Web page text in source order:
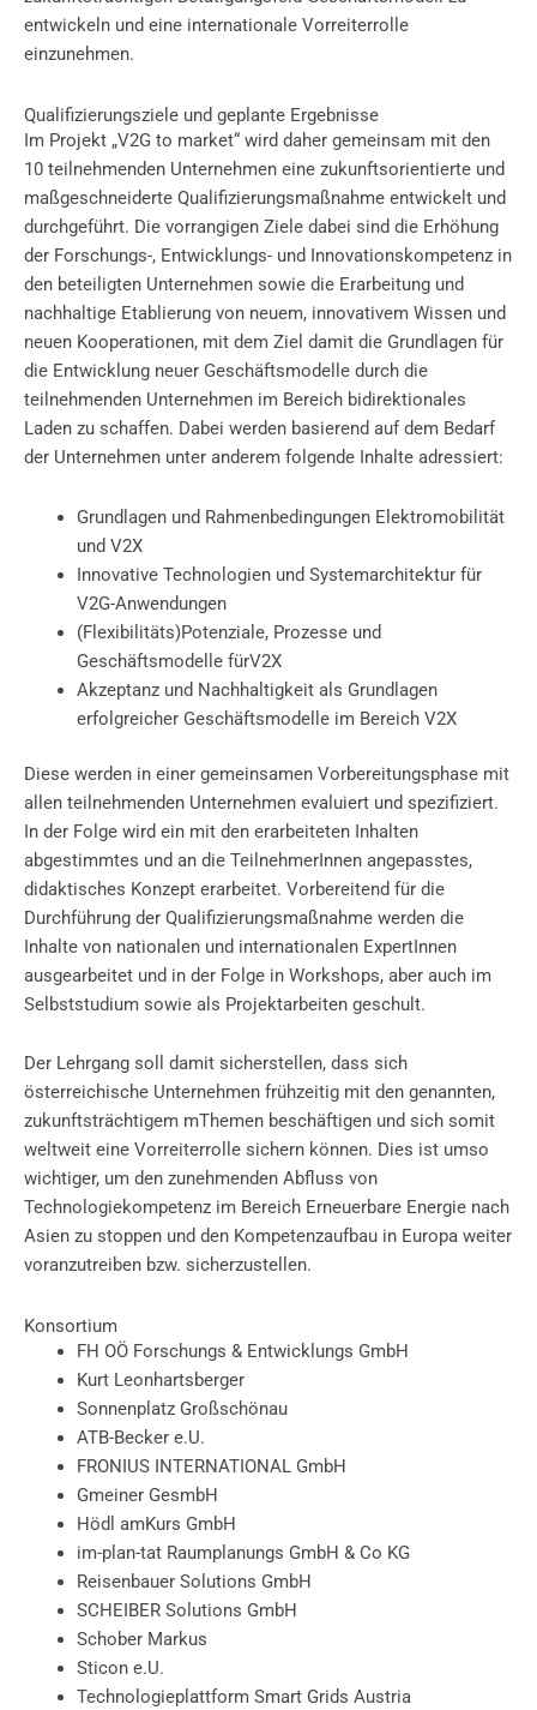
entwickeln und eine internationale Vorreiterrolle
einzunehmen.
Qualifizierungsziele und geplante Ergebnisse
Im Projekt „V2G to market“ wird daher gemeinsam mit den
10 teilnehmenden Unternehmen eine zukunftsorientierte und
maßgeschneiderte Qualifizierungsmaßnahme entwickelt und
durchgeführt. Die vorrangigen Ziele dabei sind die Erhöhung
der Forschungs-, Entwicklungs- und Innovationskompetenz in
den beteiligten Unternehmen sowie die Erarbeitung und
nachhaltige Etablierung von neuem, innovativem Wissen und
neuen Kooperationen, mit dem Ziel damit die Grundlagen für
die Entwicklung neuer Geschäftsmodelle durch die
teilnehmenden Unternehmen im Bereich bidirektionales
Laden zu schaffen. Dabei werden basierend auf dem Bedarf
der Unternehmen unter anderem folgende Inhalte adressiert:
Grundlagen und Rahmenbedingungen Elektromobilität
und V2X
Innovative Technologien und Systemarchitektur für
V2G-Anwendungen
(Flexibilitäts)Potenziale, Prozesse und
Geschäftsmodelle fürV2X
Akzeptanz und Nachhaltigkeit als Grundlagen
erfolgreicher Geschäftsmodelle im Bereich V2X
Diese werden in einer gemeinsamen Vorbereitungsphase mit
allen teilnehmenden Unternehmen evaluiert und spezifiziert.
In der Folge wird ein mit den erarbeiteten Inhalten
abgestimmtes und an die TeilnehmerInnen angepasstes,
didaktisches Konzept erarbeitet. Vorbereitend für die
Durchführung der Qualifizierungsmaßnahme werden die
Inhalte von nationalen und internationalen ExpertInnen
ausgearbeitet und in der Folge in Workshops, aber auch im
Selbststudium sowie als Projektarbeiten geschult.
Der Lehrgang soll damit sicherstellen, dass sich
österreichische Unternehmen frühzeitig mit den genannten,
zukunftsträchtigem mThemen beschäftigen und sich somit
weltweit eine Vorreiterrolle sichern können. Dies ist umso
wichtiger, um den zunehmenden Abfluss von
Technologiekompetenz im Bereich Erneuerbare Energie nach
Asien zu stoppen und den Kompetenzaufbau in Europa weiter
voranzutreiben bzw. sicherzustellen.
Konsortium
FH OÖ Forschungs & Entwicklungs GmbH
Kurt Leonhartsberger
Sonnenplatz Großschönau
ATB-Becker e.U.
FRONIUS INTERNATIONAL GmbH
Gmeiner GesmbH
Hödl amKurs GmbH
im-plan-tat Raumplanungs GmbH & Co KG
Reisenbauer Solutions GmbH
SCHEIBER Solutions GmbH
Schober Markus
Sticon e.U.
Technologieplattform Smart Grids Austria